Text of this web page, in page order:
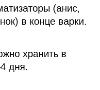
(анис,
в конце варки.
хранить в
дня.